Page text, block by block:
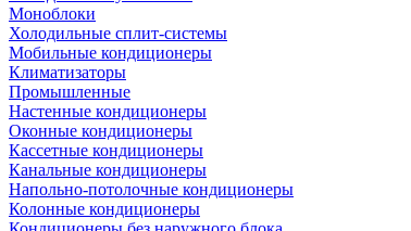
Моноблоки
Холодильные сплит-системы
Мобильные кондиционеры
Климатизаторы
Промышленные
Настенные кондиционеры
Оконные кондиционеры
Кассетные кондиционеры
Канальные кондиционеры
Напольно-потолочные кондиционеры
Колонные кондиционеры